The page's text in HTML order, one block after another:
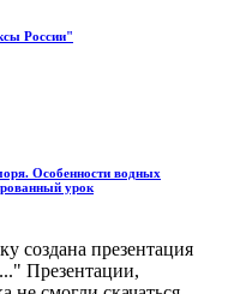
России"
Особенности водных
урок
создана презентация
Презентации,